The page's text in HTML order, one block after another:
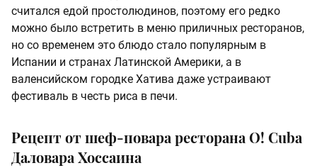
считался едой простолюдинов, поэтому его редко
можно было встретить в меню приличных ресторанов,
но со временем это блюдо стало популярным в
Испании и странах Латинской Америки, а в
валенсийском городке Хатива даже устраивают
фестиваль в честь риса в печи.
Рецепт от шеф-повара ресторана O! Cuba
Даловара Хоссаина